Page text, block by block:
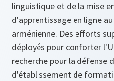
linguistique et de la mise
d'apprentissage en ligne
arménienne. Des efforts
déployés pour conforter
recherche pour la défense
d'établissement de